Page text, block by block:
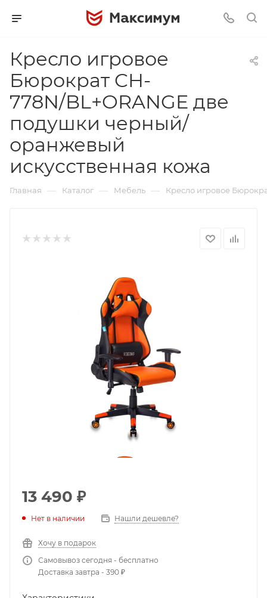
Кресло игровое
Бюрократ CH-
778N/BL+ORANGE две
подушки черный/
оранжевый
искусственная кожа
Главная — Каталог — Мебель — Кресло игровое
13 490 ₽
Нет в наличии Нашли дешевле?
Хочу в подарок
Самовывоз сегодня - бесплатно
Доставка завтра - 390 ₽